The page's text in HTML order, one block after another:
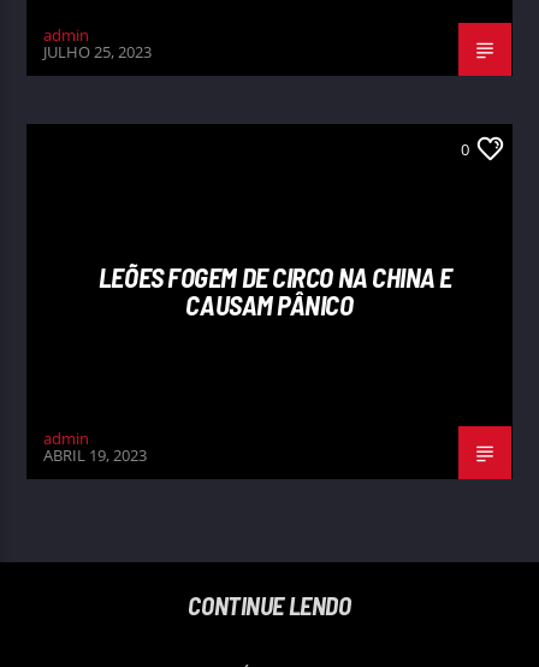
admin
JULHO 25, 2023
0
LEÕES FOGEM DE CIRCO NA CHINA E
CAUSAM PÂNICO
admin
ABRIL 19, 2023
CONTINUE LENDO